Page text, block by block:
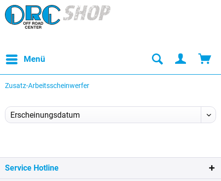
Menü
Zusatz-Arbeitsscheinwerfer
Service Hotline